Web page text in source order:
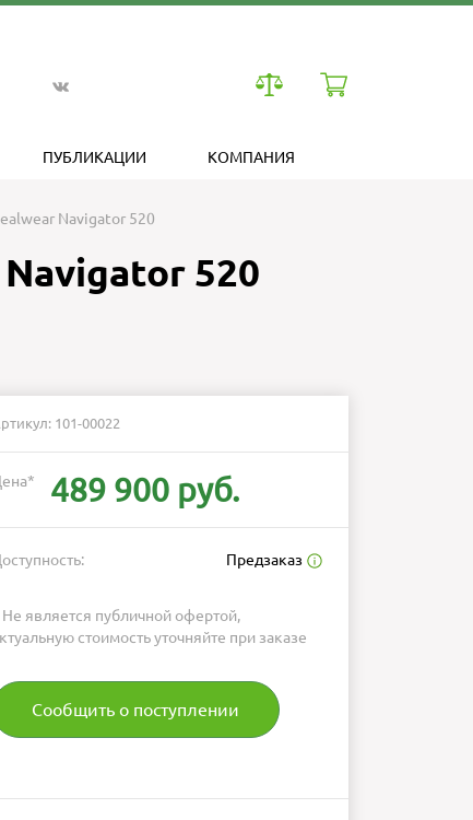
ПУБЛИКАЦИИ КОМПАНИЯ
Navigator 520
520
101-00022
* 489 900 руб.
Предзаказ
является публичной офертой,
стоимость уточняйте при заказе
Сообщить о поступлении